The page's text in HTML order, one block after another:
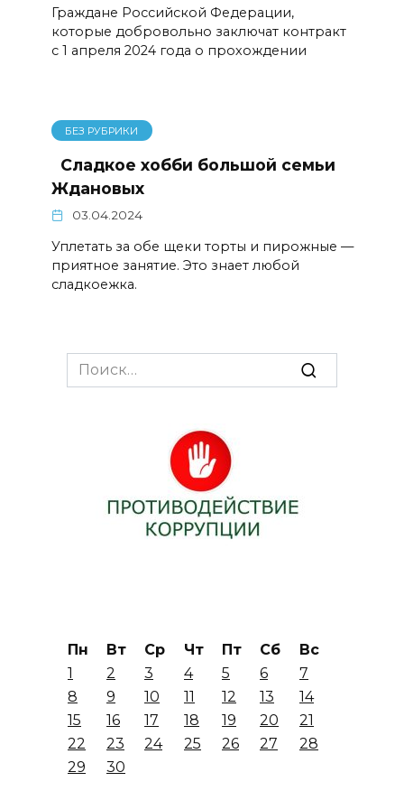
Граждане Российской Федерации,
которые добровольно заключат контракт
с 1 апреля 2024 года о прохождении
БЕЗ РУБРИКИ
Сладкое хобби большой семьи
Ждановых
03.04.2024
Уплетать за обе щеки торты и пирожные —
приятное занятие. Это знает любой
сладкоежка.
Search
for:
Пн Вт Ср Чт Пт Сб
Вс
1
2 3 4 5 6
7
8
9 10 11 12 13
14
15
16 17 18 19 20
21
22
23 24 25 26 27
28
29
30